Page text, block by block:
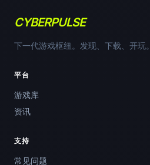
CYBERPULSE
下一代游戏枢纽。发现、下载、开玩。
平台
游戏库
资讯
支持
常见问题